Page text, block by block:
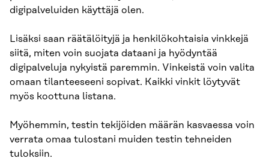
digipalveluiden käyttäjä olen.
Lisäksi saan räätälöityjä ja henkilökohtaisia vinkkejä
siitä, miten voin suojata dataani ja hyödyntää
digipalveluja nykyistä paremmin. Vinkeistä voin valita
omaan tilanteeseeni sopivat. Kaikki vinkit löytyvät
myös koottuna listana.
Myöhemmin, testin tekijöiden määrän kasvaessa voin
verrata omaa tulostani muiden testin tehneiden
tuloksiin.